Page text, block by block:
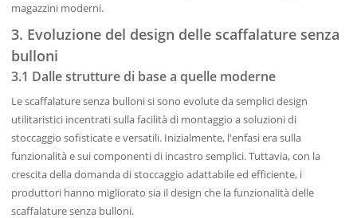
magazzini moderni.
3. Evoluzione del design delle scaffalature senza
bulloni
3.1 Dalle strutture di base a quelle moderne
Le scaffalature senza bulloni si sono evolute da semplici design
utilitaristici incentrati sulla facilità di montaggio a soluzioni di
stoccaggio sofisticate e versatili. Inizialmente, l'enfasi era sulla
funzionalità e sui componenti di incastro semplici. Tuttavia, con la
crescita della domanda di stoccaggio adattabile ed efficiente, i
produttori hanno migliorato sia il design che la funzionalità delle
scaffalature senza bulloni.